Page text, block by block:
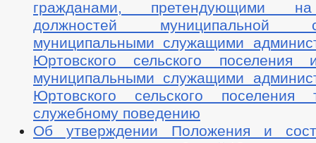
гражданами, претендующими
должностей
муниципальными служащими
Юртовского сельского поселения
муниципальными служащими
Юртовского сельского поселения
служебному поведению
Об утверждении Положения и